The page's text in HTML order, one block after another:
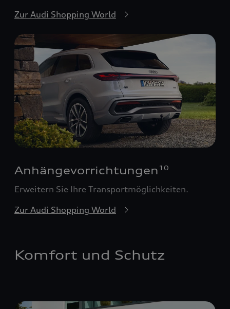
Zur Audi Shopping World
Anhängevorrichtungen 10
Erweitern Sie Ihre Transportmöglichkeiten.
Zur Audi Shopping World
Komfort und Schutz